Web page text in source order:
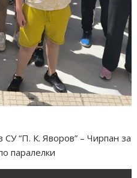
“П. К. Яворов” – Чирпан за
паралелки